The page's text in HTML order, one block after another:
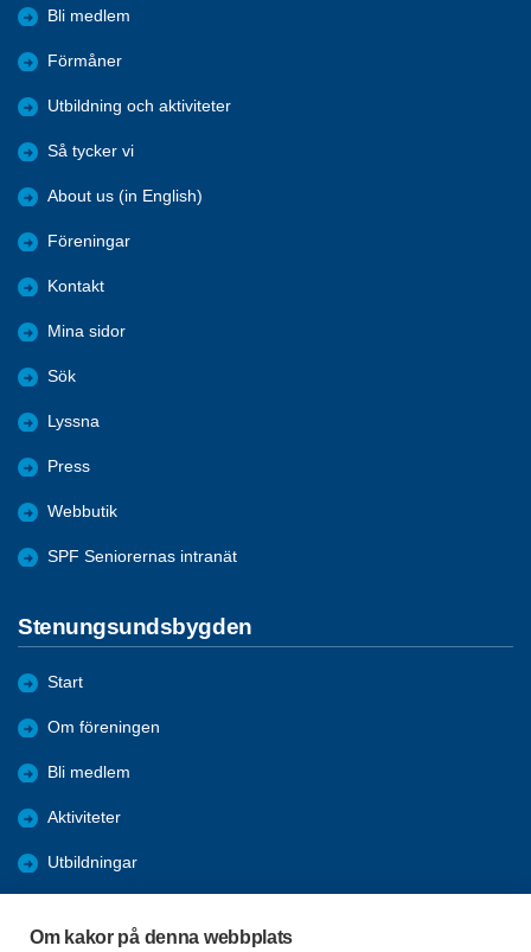
Om kakor på denna webbplats
Bli medlem
Förmåner
Utbildning och aktiviteter
Så tycker vi
About us (in English)
Föreningar
Kontakt
Mina sidor
Sök
Lyssna
Press
Webbutik
SPF Seniorernas intranät
Stenungsundsbygden
Start
Om föreningen
Bli medlem
Aktiviteter
Utbildningar